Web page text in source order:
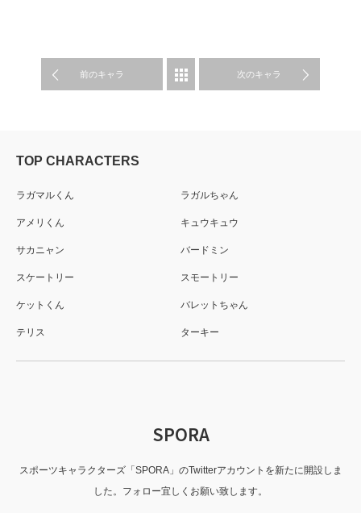
前のキャラ
SPORA 次のキャラ
TOP CHARACTERS
ラガマルくん
アメリくん
サカニャン
スケートリー
ケットくん
テリス
ラガルちゃん
キュウキュウ
バードミン
スモートリー
バレットちゃん
ターキー
SPORA
スポーツキャラクターズ「SPORA」のTwitterアカウントを新たに開設しま
した。フォロー宜しくお願い致します。